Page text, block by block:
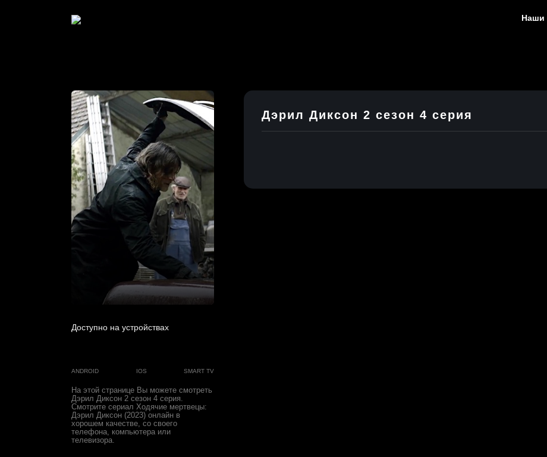
Наши
Дэрил Диксон 2 сезон 4 серия
Доступно на устройствах
ANDROID IOS SMART TV
На этой странице Вы можете смотреть
Дэрил Диксон 2 сезон 4 серия.
Смотрите сериал Ходячие мертвецы:
Дэрил Диксон (2023) онлайн в
хорошем качестве, со своего
телефона, компьютера или
телевизора.